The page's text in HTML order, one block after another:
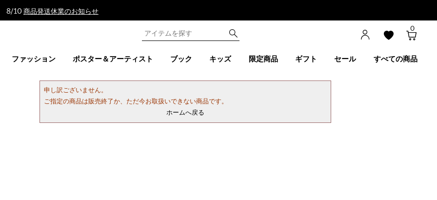
8/10 商品発送休業のお知らせ
0
ファッション ポスター＆アーティスト ブック キッズ 限定商品 ギフト セール すべての商品
申し訳ございません。
ご指定の商品は販売終了か、ただ今お取扱いできない商品です。
ホームへ戻る